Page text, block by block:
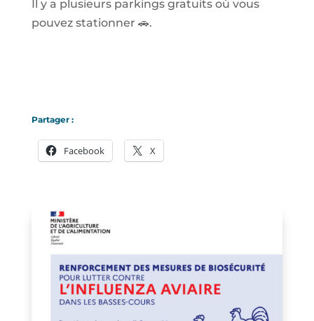
Il y a plusieurs parkings gratuits où vous
pouvez stationner 🚗.
Partager :
Facebook X